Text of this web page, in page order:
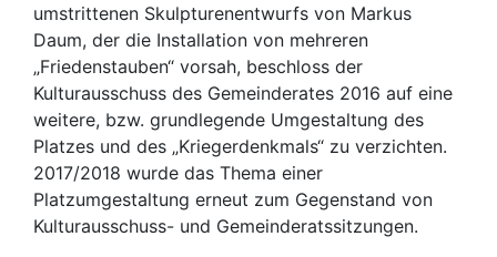
umstrittenen Skulpturenentwurfs von Markus
Daum, der die Installation von mehreren
„Friedenstauben“ vorsah, beschloss der
Kulturausschuss des Gemeinderates 2016 auf eine
weitere, bzw. grundlegende Umgestaltung des
Platzes und des „Kriegerdenkmals“ zu verzichten.
2017/2018 wurde das Thema einer
Platzumgestaltung erneut zum Gegenstand von
Kulturausschuss- und Gemeinderatssitzungen.